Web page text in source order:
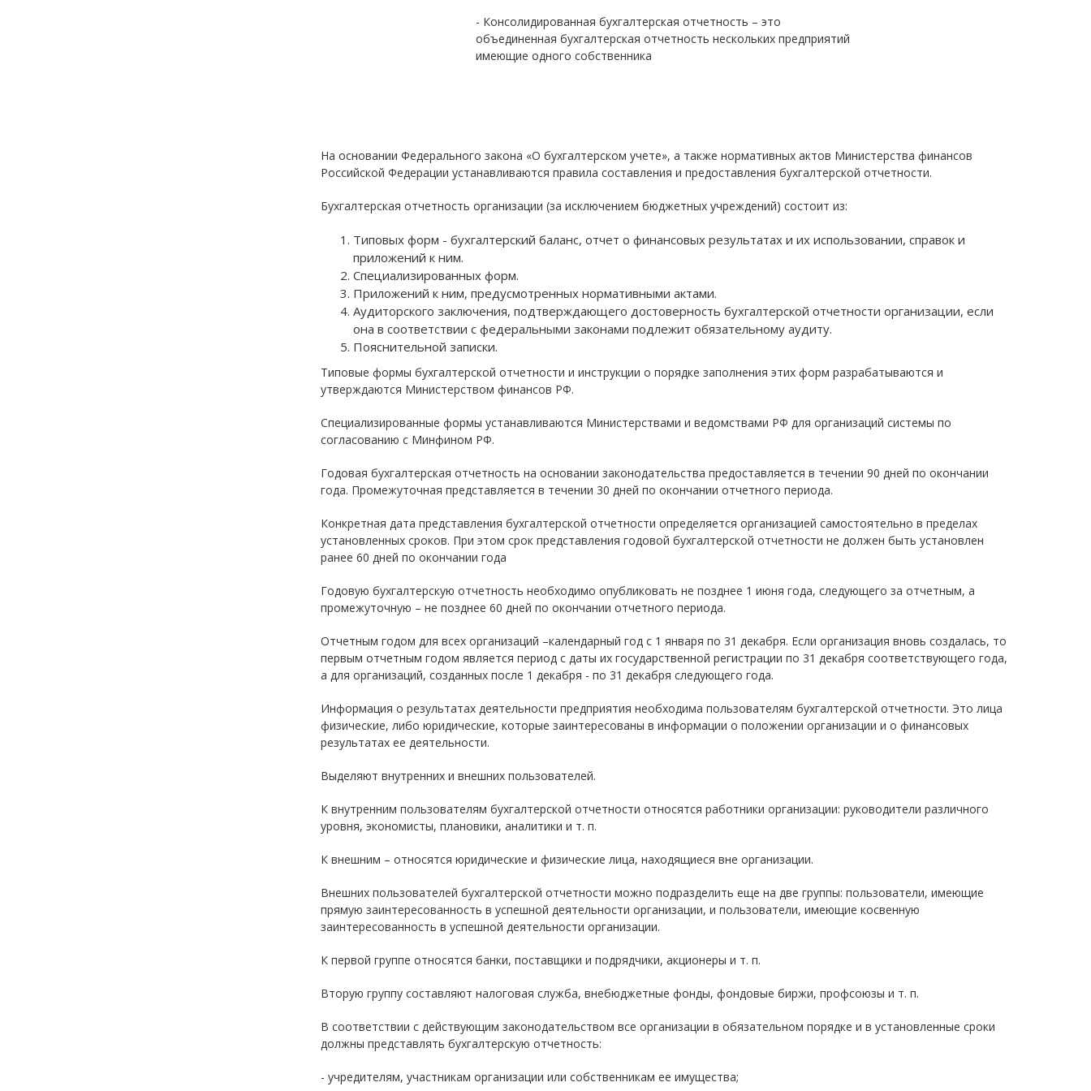
- Консолидированная бухгалтерская отчетность – это
объединенная бухгалтерская отчетность нескольких предприятий
имеющие одного собственника
На основании Федерального закона «О бухгалтерском учете», а также нормативных актов Министерства финансов
Российской Федерации устанавливаются правила составления и предоставления бухгалтерской отчетности.
Бухгалтерская отчетность организации (за исключением бюджетных учреждений) состоит из:
Типовых форм - бухгалтерский баланс, отчет о финансовых результатах и их использовании, справок и
приложений к ним.
Специализированных форм.
Приложений к ним, предусмотренных нормативными актами.
Аудиторского заключения, подтверждающего достоверность бухгалтерской отчетности организации, если
она в соответствии с федеральными законами подлежит обязательному аудиту.
Пояснительной записки.
Типовые формы бухгалтерской отчетности и инструкции о порядке заполнения этих форм разрабатываются и
утверждаются Министерством финансов РФ.
Специализированные формы устанавливаются Министерствами и ведомствами РФ для организаций системы по
согласованию с Минфином РФ.
Годовая бухгалтерская отчетность на основании законодательства предоставляется в течении 90 дней по окончании
года. Промежуточная представляется в течении 30 дней по окончании отчетного периода.
Конкретная дата представления бухгалтерской отчетности определяется организацией самостоятельно в пределах
установленных сроков. При этом срок представления годовой бухгалтерской отчетности не должен быть установлен
ранее 60 дней по окончании года
Годовую бухгалтерскую отчетность необходимо опубликовать не позднее 1 июня года, следующего за отчетным, а
промежуточную – не позднее 60 дней по окончании отчетного периода.
Отчетным годом для всех организаций –календарный год с 1 января по 31 декабря. Если организация вновь создалась, то
первым отчетным годом является период с даты их государственной регистрации по 31 декабря соответствующего года,
а для организаций, созданных после 1 декабря - по 31 декабря следующего года.
Информация о результатах деятельности предприятия необходима пользователям бухгалтерской отчетности. Это лица
физические, либо юридические, которые заинтересованы в информации о положении организации и о финансовых
результатах ее деятельности.
Выделяют внутренних и внешних пользователей.
К внутренним пользователям бухгалтерской отчетности относятся работники организации: руководители различного
уровня, экономисты, плановики, аналитики и т. п.
К внешним – относятся юридические и физические лица, находящиеся вне организации.
Внешних пользователей бухгалтерской отчетности можно подразделить еще на две группы: пользователи, имеющие
прямую заинтересованность в успешной деятельности организации, и пользователи, имеющие косвенную
заинтересованность в успешной деятельности организации.
К первой группе относятся банки, поставщики и подрядчики, акционеры и т. п.
Вторую группу составляют налоговая служба, внебюджетные фонды, фондовые биржи, профсоюзы и т. п.
В соответствии с действующим законодательством все организации в обязательном порядке и в установленные сроки
должны представлять бухгалтерскую отчетность:
- учредителям, участникам организации или собственникам ее имущества;